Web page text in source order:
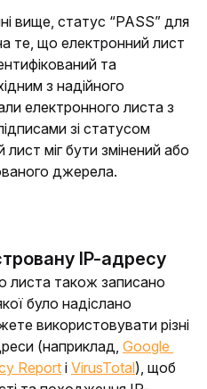
вище, статус “PASS” для
те, що електронний лист
та
з надійного
електронного листа з
зі статусом
лист міг бути змінений або
джерела.
IP-адресу
листа також записано
було надіслано
використовувати різні
(наприклад, Google
Report і VirusTotal), щоб